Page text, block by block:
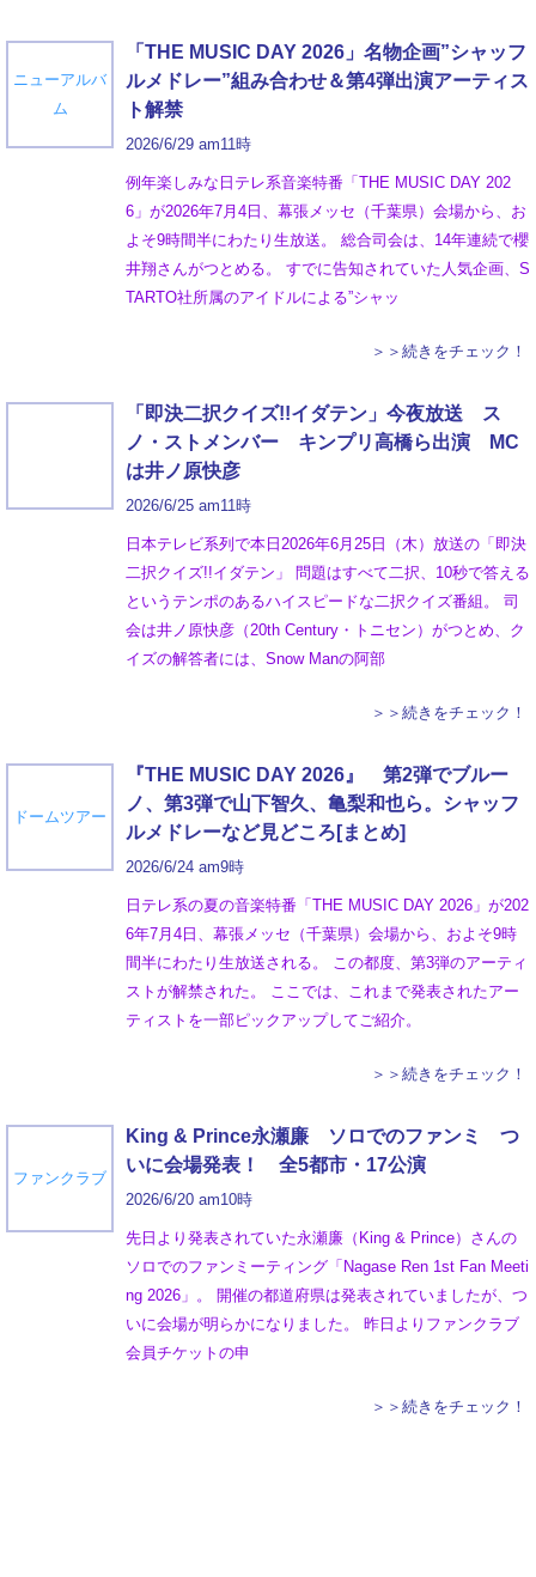
ニューアルバ
ム
「THE MUSIC DAY 2026」名物企画”シャッフ
ルメドレー”組み合わせ＆第4弾出演アーティス
ト解禁
2026/6/29 am11時
例年楽しみな日テレ系音楽特番「THE MUSIC DAY 202
6」が2026年7月4日、幕張メッセ（千葉県）会場から、お
よそ9時間半にわたり生放送。 総合司会は、14年連続で櫻
井翔さんがつとめる。 すでに告知されていた人気企画、S
TARTO社所属のアイドルによる”シャッ
＞＞続きをチェック！
「即決二択クイズ!!イダテン」今夜放送 ス
ノ・ストメンバー キンプリ高橋ら出演 MC
は井ノ原快彦
2026/6/25 am11時
日本テレビ系列で本日2026年6月25日（木）放送の「即決
二択クイズ!!イダテン」 問題はすべて二択、10秒で答える
というテンポのあるハイスピードな二択クイズ番組。 司
会は井ノ原快彦（20th Century・トニセン）がつとめ、ク
イズの解答者には、Snow Manの阿部
＞＞続きをチェック！
ドームツアー
『THE MUSIC DAY 2026』 第2弾でブルー
ノ、第3弾で山下智久、亀梨和也ら。シャッフ
ルメドレーなど見どころ[まとめ]
2026/6/24 am9時
日テレ系の夏の音楽特番「THE MUSIC DAY 2026」が202
6年7月4日、幕張メッセ（千葉県）会場から、およそ9時
間半にわたり生放送される。 この都度、第3弾のアーティ
ストが解禁された。 ここでは、これまで発表されたアー
ティストを一部ピックアップしてご紹介。
＞＞続きをチェック！
ファンクラブ
King & Prince永瀬廉 ソロでのファンミ つ
いに会場発表！ 全5都市・17公演
2026/6/20 am10時
先日より発表されていた永瀬廉（King & Prince）さんの
ソロでのファンミーティング「Nagase Ren 1st Fan Meeti
ng 2026」。 開催の都道府県は発表されていましたが、つ
いに会場が明らかになりました。 昨日よりファンクラブ
会員チケットの申
＞＞続きをチェック！